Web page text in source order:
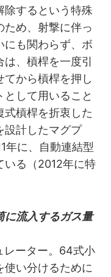
除するという特殊
ため、射撃に伴っ
にも関わらず、ボ
は、槓桿を一度引
から槓桿を押し
して用いること
式槓桿を折衷した
設計したマグプ
年に、自動連結型
いる（2012年に特
に流入するガス量
レーター。64式小
使い分けるために